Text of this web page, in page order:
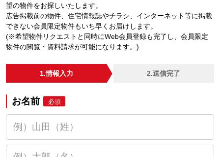
望の物件をお探しいたします。
広告掲載前の物件、住宅情報誌やチラシ、インターネット等に掲載
できない会員限定物件もいち早くお届けします。
(※希望物件リクエストと同時にWeb会員登録も完了し、会員限定
物件の閲覧・資料請求が可能になります。)
1.情報入力 2.送信完了
お名前 必須